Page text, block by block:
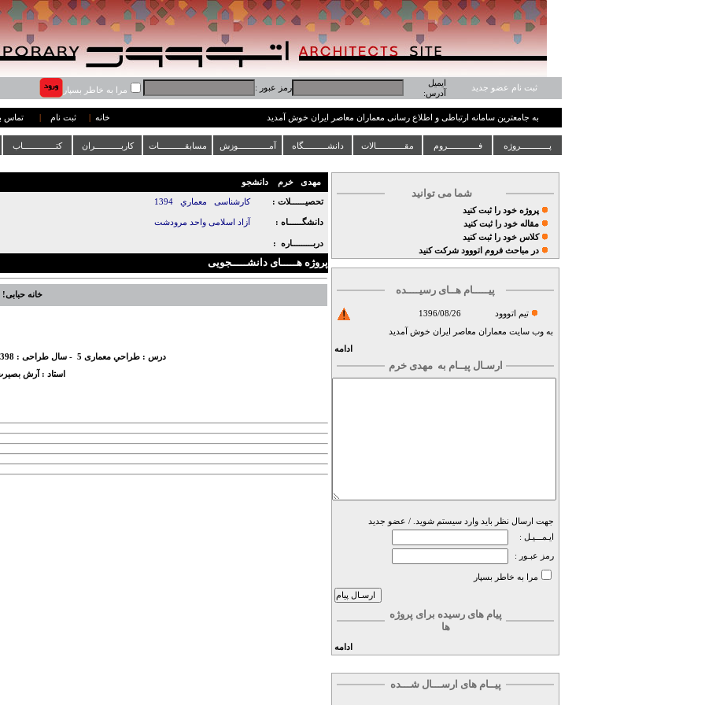
ثبت نام عضو جدید
ایمیل
آدرس:
رمز عبور : مرا به خاطر بسپار
به جامعترین سامانه ارتباطی و اطلاع رسانی معماران معاصر ایران خوش آمدید خانه ثبت نام تماس
پــــــــــــروژه فـــــــــــــروم مقــــــــــــالات دانشــــــــــگاه آمـــــــــــــوزش مسابقـــــــــــات کاربـــــــــــران کتــــــــــــــاب
شما می توانید
پروژه خود را ثبت کنید
مقاله خود را ثبت کنید
کلاس خود را ثبت کنید
در مباحث فروم اتووود شرکت کنید
پیـــــام هــای رسیــــده
تيم اتووود 1396/08/26
به وب سايت معماران معاصر ايران خوش آمديد
ادامه
ارسـال پیــام بهمهدی خرم
جهت ارسال نظر باید وارد سیستم شوید. / عضو جدید
ایـمـــیـل :
رمز عبـور :
مرا به خاطر بسپار
پیام های رسیده برای پروژه
ها
ادامه
پیــام های ارســـال شـــده
مهدی خرم دانشجو
تحصیــــــلات : کارشناسی معماري 1394
دانشگــــــاه : آزاد اسلامی واحد مرودشت
دربـــــــــاره :
پروژه هـــــای دانشـــــجویی
خانه حبابی!
درس : طراحي معماری 5 - سال طراحی :
استاد :
آرش